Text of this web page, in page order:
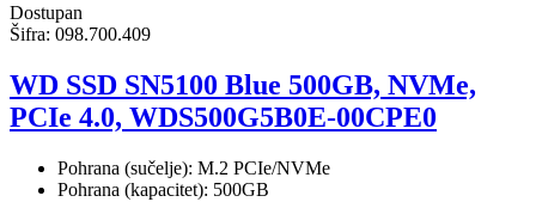
Dostupan
Šifra: 098.700.409
WD SSD SN5100 Blue 500GB, NVMe,
PCIe 4.0, WDS500G5B0E-00CPE0
Pohrana (sučelje): M.2 PCIe/NVMe
Pohrana (kapacitet): 500GB